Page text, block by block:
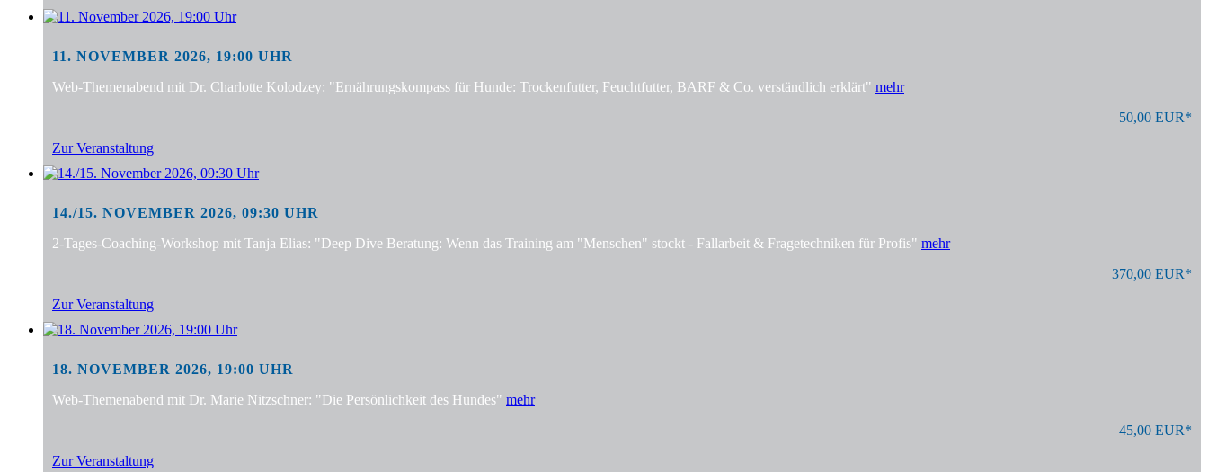
11. NOVEMBER 2026, 19:00 UHR
Web-Themenabend mit Dr. Charlotte Kolodzey: "Ernährungskompass für Hunde: Trockenfutter, Feuchtfutter, BARF & Co. verständlich erklärt" mehr
50,00 EUR*
Zur Veranstaltung
14./15. NOVEMBER 2026, 09:30 UHR
2-Tages-Coaching-Workshop mit Tanja Elias: "Deep Dive Beratung: Wenn das Training am "Menschen" stockt - Fallarbeit & Fragetechniken für Profis" mehr
370,00 EUR*
Zur Veranstaltung
18. NOVEMBER 2026, 19:00 UHR
Web-Themenabend mit Dr. Marie Nitzschner: "Die Persönlichkeit des Hundes" mehr
45,00 EUR*
Zur Veranstaltung